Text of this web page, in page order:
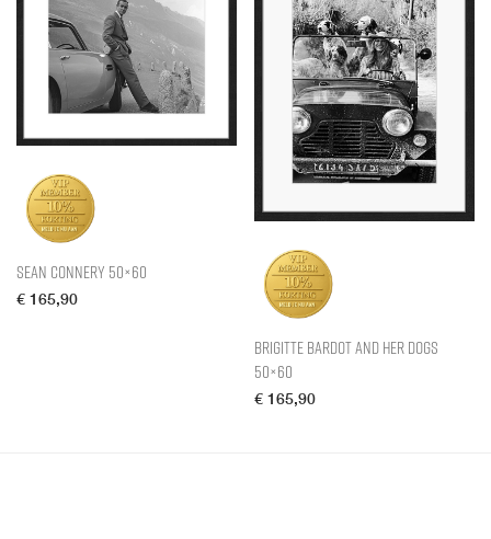
Sean Connery 50×60
€ 165,90
Brigitte Bardot and her Dogs
50×60
€ 165,90